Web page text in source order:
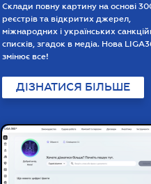
Склади повну картину на основі
реєстрів та відкритих джерел,
міжнародних і українських
списків, згадок в медіа. Нова
змінює все!
ДІЗНАТИСЯ БІЛЬШЕ